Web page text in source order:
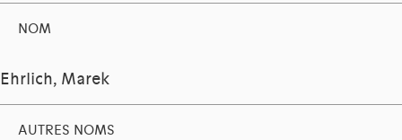
NOM
Ehrlich, Marek
AUTRES NOMS